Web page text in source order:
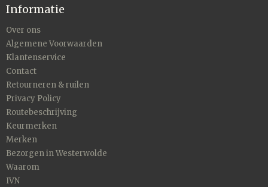
Informatie
Over ons
Algemene Voorwaarden
Klantenservice
Contact
Retourneren & ruilen
Privacy Policy
Routebeschrijving
Keurmerken
Merken
Bezorgen in Westerwolde
Waarom
IVN